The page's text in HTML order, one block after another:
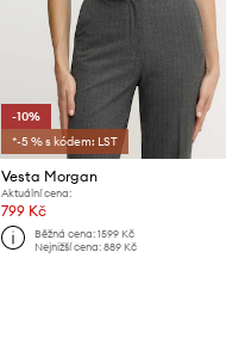
-10%
*-5 % s kódem: LST
Vesta Morgan
Aktuální cena:
799 Kč
Běžná cena: 1599 Kč
Nejnižší cena: 889 Kč